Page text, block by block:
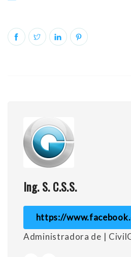
Ing. S. C.S.S.
https://
Administradora de |